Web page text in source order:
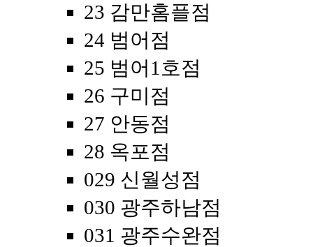
23 감만홈플점
24 범어점
25 범어1호점
26 구미점
27 안동점
28 옥포점
029 신월성점
030 광주하남점
031 광주수완점